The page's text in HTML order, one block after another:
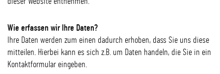
Wie erfassen wir Ihre Daten?
Ihre Daten werden zum einen dadurch erhoben, dass Sie uns diese
mitteilen. Hierbei kann es sich z.B. um Daten handeln, die Sie in ein
Kontaktformular eingeben.